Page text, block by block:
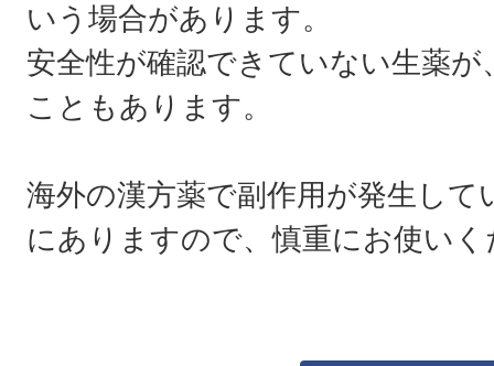
いう場合があります。
安全性が確認できていない生薬
こともあります。
海外の漢方薬で副作用が発生して
にありますので、慎重にお使い